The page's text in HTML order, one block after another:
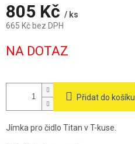
805 Kč / ks
665 Kč bez DPH
cena:
NA DOTAZ
Přidat do košíku
Jímka pro čidlo Titan v T-kuse.